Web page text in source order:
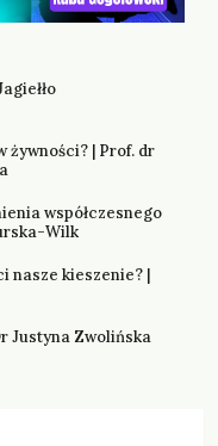
żywności? | Prof. dr
współczesnego
Wilk
nasze kieszenie? |
Justyna Zwolińska